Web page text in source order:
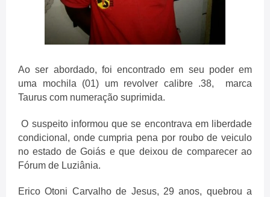
Ao ser abordado, foi encontrado em seu poder em
uma mochila (01) um revolver calibre .38, marca
Taurus com numeração suprimida.
O suspeito informou que se encontrava em liberdade
condicional, onde cumpria pena por roubo de veiculo
no estado de Goiás e que deixou de comparecer ao
Fórum de Luziânia.
Erico Otoni Carvalho de Jesus, 29 anos, quebrou a